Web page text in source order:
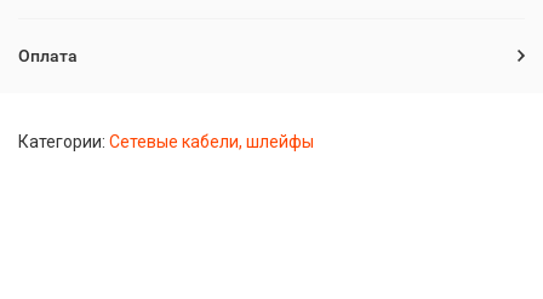
Оплата
Категории: Сетевые кабели, шлейфы